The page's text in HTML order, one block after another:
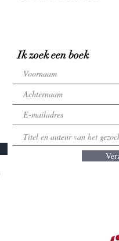
Ik zoek een boek